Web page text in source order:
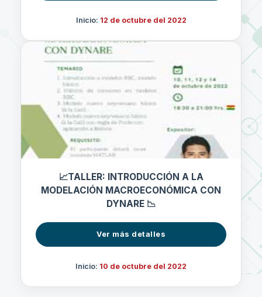
Inicio: 12 de octubre del 2022
📈TALLER: INTRODUCCIÓN A LA
MODELACIÓN MACROECONÓMICA CON
DYNARE 📉
Ver más detalles
Inicio: 10 de octubre del 2022